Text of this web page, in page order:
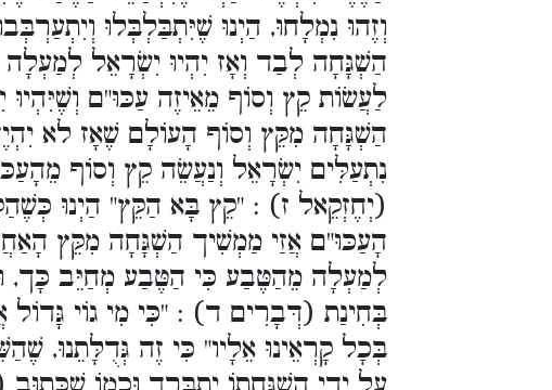
וְזֶהוּ נִמְלָחוּ, הַיְנוּ שֶׁיִּתְבַּלְבְּלוּ
הַשְׁגָּחָה לְבַד וְאָז יִהְיוּ יִשְׂרָאֵל
לַעֲשׂוֹת קֵץ וְסוֹף מֵאֵיזֶה עַכּוּ"ם
הַשְׁגָּחָה מִקֵּץ וְסוֹף הָעוֹלָם שֶׁאָז לא
נִתְעַלִּים יִשְׂרָאֵל וְנַעֲשֵׂה קֵץ וְסוֹף
(יְחֶזְקֵאל ז) : "קֵץ בָּא הַקֵּץ" הַיְנוּ
הָעַכּוּ"ם אֲזַי מַמְשִׁיך הַשְׁגָּחָה מִקֵּץ
לְמַעְלָה מֵהַטֶּבַע כִּי הַטֶּבַע מְחַיֵּב כָּך,
בְּחִינַת (דְּבָרִים ד) : "כִּי מִי גוֹי גָּדוֹל
בְּכָל קָרְאֵינוּ אֵלָיו" כִּי זֶה גְּדֻלָּתֵנוּ,